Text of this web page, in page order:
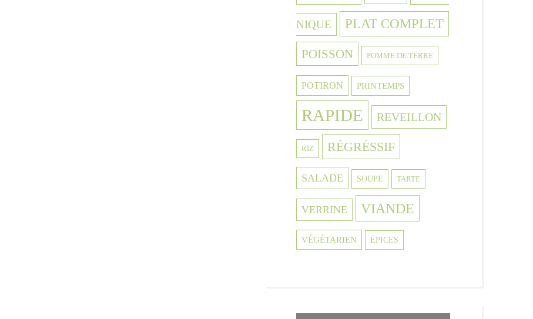
NIQUE PLAT COMPLET
POISSON POMME DE TERRE
POTIRON PRINTEMPS
RAPIDE REVEILLON
RIZ RÉGRÉSSIF
SALADE SOUPE TARTE
VERRINE VIANDE
VÉGÉTARIEN ÉPICES